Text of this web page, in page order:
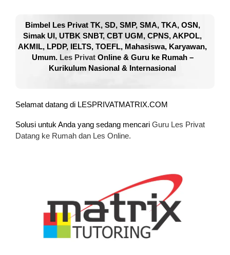
Bimbel Les Privat TK, SD, SMP, SMA, TKA, OSN,
Simak UI, UTBK SNBT, CBT UGM, CPNS, AKPOL,
AKMIL, LPDP, IELTS, TOEFL, Mahasiswa, Karyawan,
Umum. Les PrivatOnline & Guru ke Rumah –
Kurikulum Nasional & Internasional
Selamat datang di LESPRIVATMATRIX.COM
Solusi untuk Anda yang sedang mencari Guru Les Privat
Datang ke Rumah dan Les Online.